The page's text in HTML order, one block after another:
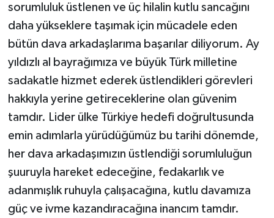
sorumluluk üstlenen ve üç hilalin kutlu sancağını
daha yükseklere taşımak için mücadele eden
bütün dava arkadaşlarıma başarılar diliyorum. Ay
yıldızlı al bayrağımıza ve büyük Türk milletine
sadakatle hizmet ederek üstlendikleri görevleri
hakkıyla yerine getireceklerine olan güvenim
tamdır. Lider ülke Türkiye hedefi doğrultusunda
emin adımlarla yürüdüğümüz bu tarihi dönemde,
her dava arkadaşımızın üstlendiği sorumluluğun
şuuruyla hareket edeceğine, fedakarlık ve
adanmışlık ruhuyla çalışacağına, kutlu davamıza
güç ve ivme kazandıracağına inancım tamdır.